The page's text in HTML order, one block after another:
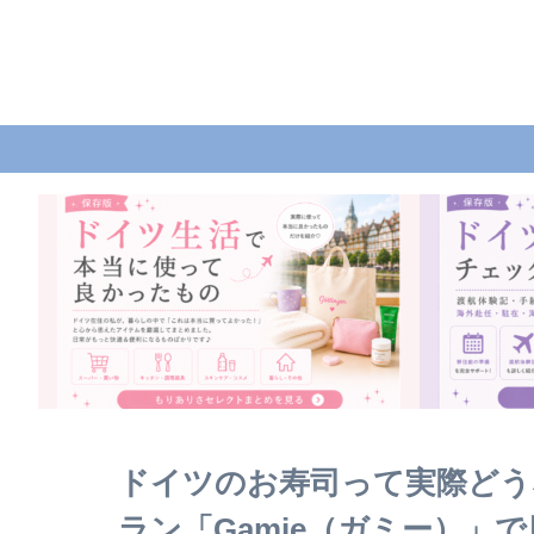
ドイツのお寿司って実際ど